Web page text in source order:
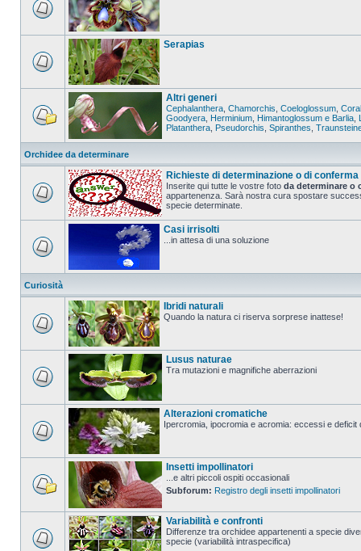
Serapias
Altri generi
Cephalanthera Chamorchis Coeloglossum
Goodyera Herminium Himantoglossum e Barlia
Platanthera Pseudorchis Spiranthes
Orchidee da determinare
Richieste di determinazione o di conferma
Inserite qui tutte le vostre foto da determinare o
appartenenza. Sarà nostra cura spostare
specie determinate.
Casi irrisolti
...in attesa di una soluzione
Curiosità
Ibridi naturali
Quando la natura ci riserva sorprese inattese!
Lusus naturae
Tra mutazioni e magnifiche aberrazioni
Alterazioni cromatiche
Ipercromia, ipocromia e acromia: eccessi e deficit
Insetti impollinatori
...e altri piccoli ospiti occasionali
Subforum: Registro degli insetti impollinatori
Variabilità e confronti
Differenze tra orchidee appartenenti a specie
specie (variabilità intraspecifica)